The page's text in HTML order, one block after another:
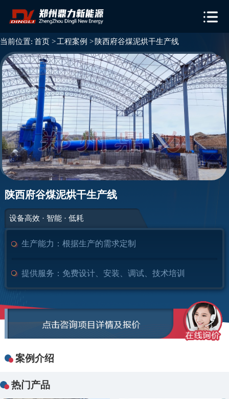
当前位置: 首页 >工程案例 >陕西府谷煤泥烘干生产线
陕西府谷煤泥烘干生产线
设备高效 · 智能 · 低耗
生产能力： 根据生产的需求定制
提供服务： 免费设计、安装、调试、技术培训
案例介绍
热门产品